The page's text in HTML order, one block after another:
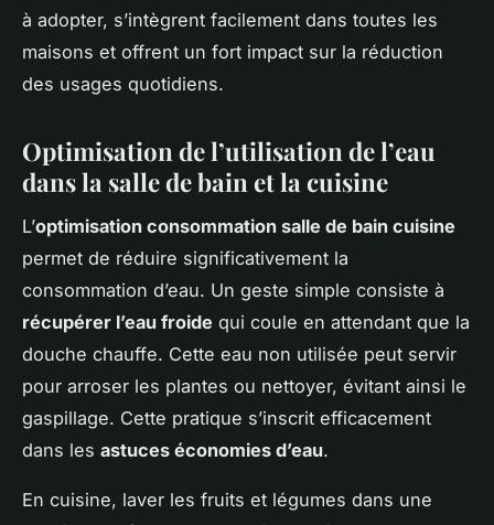
à adopter, s’intègrent facilement dans toutes les
maisons et offrent un fort impact sur la réduction
des usages quotidiens.
Optimisation de l’utilisation de l’eau
dans la salle de bain et la cuisine
L’optimisation consommation salle de bain cuisine
permet de réduire significativement la
consommation d’eau. Un geste simple consiste à
récupérer l’eau froide qui coule en attendant que la
douche chauffe. Cette eau non utilisée peut servir
pour arroser les plantes ou nettoyer, évitant ainsi le
gaspillage. Cette pratique s’inscrit efficacement
dans les astuces économies d’eau.
En cuisine, laver les fruits et légumes dans une